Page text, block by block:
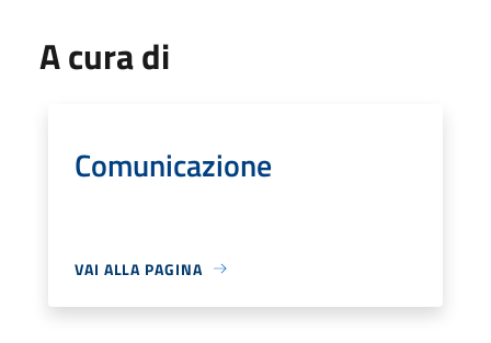
A cura di
Comunicazione
VAI ALLA PAGINA